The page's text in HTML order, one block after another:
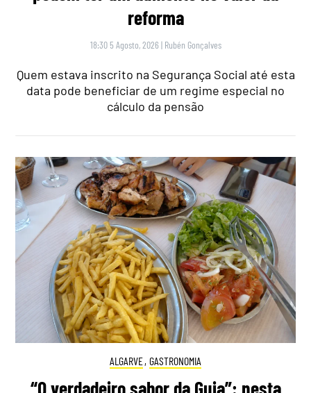
reforma
18:30 5 Agosto, 2026 | Rubén Gonçalves
Quem estava inscrito na Segurança Social até esta
data pode beneficiar de um regime especial no
cálculo da pensão
ALGARVE, GASTRONOMIA
“O verdadeiro sabor da Guia”: nesta